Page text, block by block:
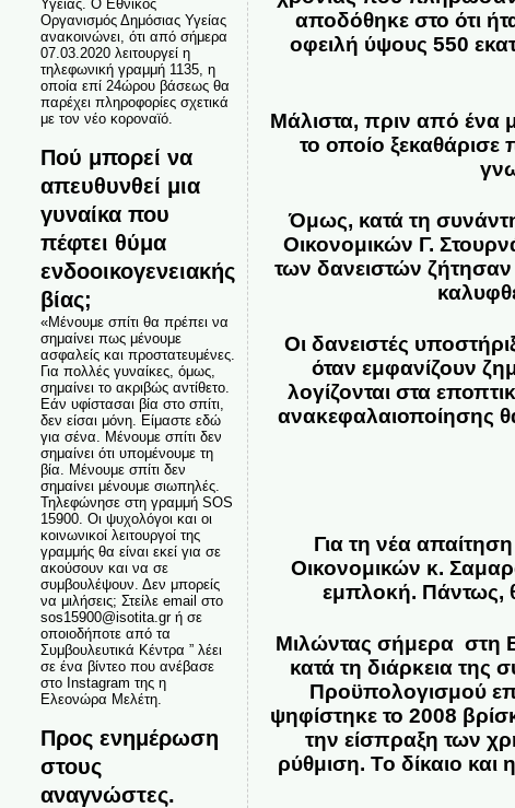
Υγείας. Ο Εθνικός
Οργανισμός Δημόσιας Υγείας
ανακοινώνει, ότι από σήμερα
07.03.2020 λειτουργεί η
τηλεφωνική γραμμή 1135, η
οποία επί 24ώρου βάσεως θα
παρέχει πληροφορίες σχετικά
με τον νέο κοροναϊό.
Πού μπορεί να
απευθυνθεί μια
γυναίκα που
πέφτει θύμα
ενδοοικογενειακής
βίας;
«Μένουμε σπίτι θα πρέπει να
σημαίνει πως μένουμε
ασφαλείς και προστατευμένες.
Για πολλές γυναίκες, όμως,
σημαίνει το ακριβώς αντίθετο.
Εάν υφίστασαι βία στο σπίτι,
δεν είσαι μόνη. Είμαστε εδώ
για σένα. Μένουμε σπίτι δεν
σημαίνει ότι υπομένουμε τη
βία. Μένουμε σπίτι δεν
σημαίνει μένουμε σιωπηλές.
Τηλεφώνησε στη γραμμή SOS
15900. Οι ψυχολόγοι και οι
κοινωνικοί λειτουργοί της
γραμμής θα είναι εκεί για σε
ακούσουν και να σε
συμβουλέψουν. Δεν μπορείς
να μιλήσεις; Στείλε email στο
sos15900@isotita.gr ή σε
οποιοδήποτε από τα
Συμβουλευτικά Κέντρα ” λέει
σε ένα βίντεο που ανέβασε
στο Instagram της η
Ελεονώρα Μελέτη.
Προς ενημέρωση
στους
αναγνώστες.
αποδόθηκε στο ότι
οφειλή ύψους 550
Μάλιστα, πριν από ένα
το οποίο
Όμως, κατά τη
Οικονομικών Γ.
των δανειστών
Οι δανειστές
όταν εμφανίζουν
λογίζονται στα
ανακεφαλαιοποίησης
Για τη νέα
Οικονομικών κ.
εμπλοκή. Πάντως,
Μιλώντας σήμερα στη
κατά τη διάρκεια της
Προϋπολογισμού
ψηφίστηκε το 2008
την είσπραξη των
ρύθμιση.Το δίκαιο